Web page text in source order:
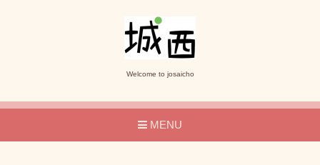
Welcome to josaicho
MENU